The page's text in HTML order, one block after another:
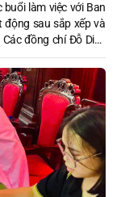
làm việc với Ban
sau sắp xếp và
đồng chí Đỗ Diên
Thanh - Phó Chủ tịch
xã đồng chủ trì buổi